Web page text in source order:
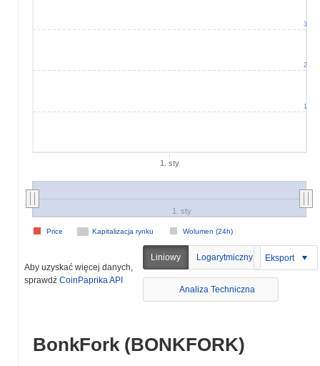
1. sty
Kapitalizacja rynku Wolumen (24h)
Price
1. sty
1
2
3
Aby uzyskać więcej danych,
sprawdź CoinPaprika API
Liniowy Logarytmiczny Eksport
Analiza Techniczna
BonkFork (BONKFORK)